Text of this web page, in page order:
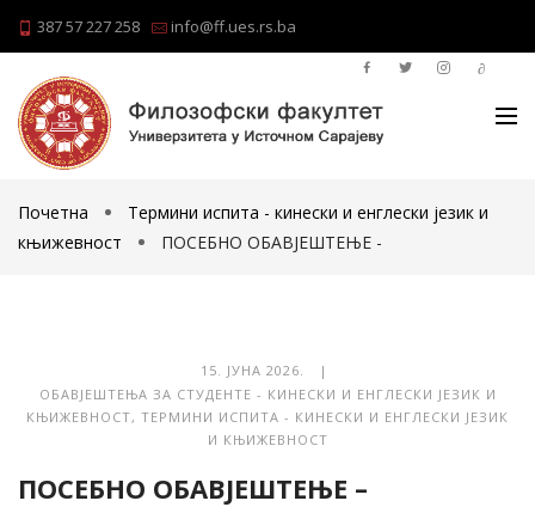
387 57 227 258 info@ff.ues.rs.ba
Почетна
Термини испита - кинески и енглески језик и
књижевност
ПОСЕБНО ОБАВЈЕШТЕЊЕ -
15. ЈУНА 2026. |
ОБАВЈЕШТЕЊА ЗА СТУДЕНТЕ - КИНЕСКИ И ЕНГЛЕСКИ ЈЕЗИК И
КЊИЖЕВНОСТ, ТЕРМИНИ ИСПИТА - КИНЕСКИ И ЕНГЛЕСКИ ЈЕЗИК
И КЊИЖЕВНОСТ
ПОСЕБНО ОБАВЈЕШТЕЊЕ –